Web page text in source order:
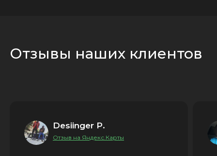
Отзывы наших клиентов
Desiinger P.
Отзыв на Яндекс.Карты